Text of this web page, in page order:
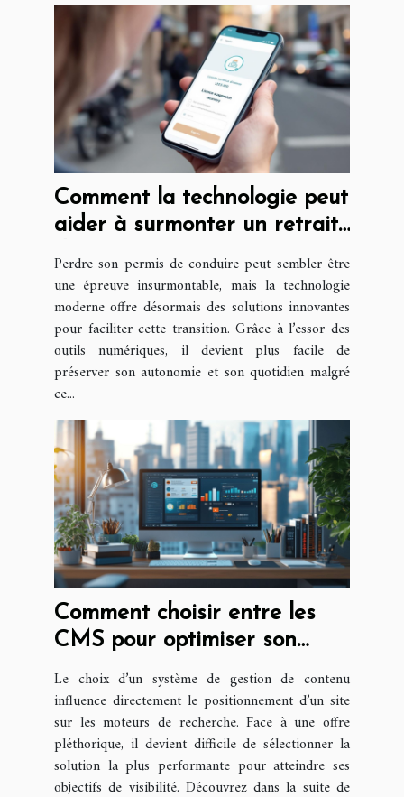
Comment la technologie peut
aider à surmonter un retrait
Perdre son permis de conduire peut sembler être
une épreuve insurmontable, mais la technologie
moderne offre désormais des solutions innovantes
pour faciliter cette transition. Grâce à l’essor des
outils numériques, il devient plus facile de
préserver son autonomie et son quotidien malgré
ce...
Comment choisir entre les
CMS pour optimiser son
référencement ?
Le choix d’un système de gestion de contenu
influence directement le positionnement d’un site
sur les moteurs de recherche. Face à une offre
pléthorique, il devient difficile de sélectionner la
solution la plus performante pour atteindre ses
objectifs de visibilité. Découvrez dans la suite de